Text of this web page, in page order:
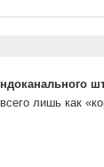
лишь как